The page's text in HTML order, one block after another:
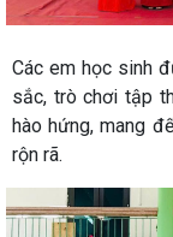
Các em học sinh
sắc, trò chơi tập
hào hứng, mang
rộn rã.